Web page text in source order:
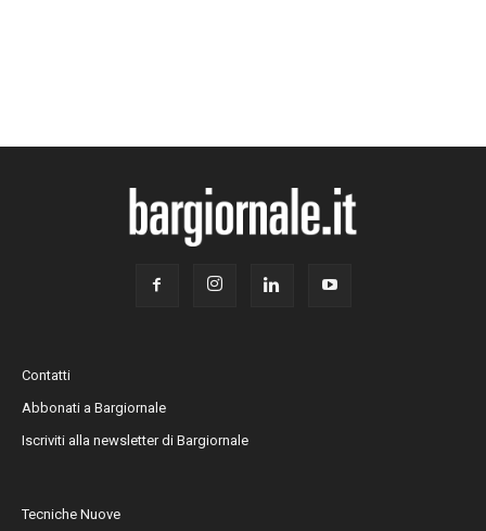
Contatti
Abbonati a Bargiornale
Iscriviti alla newsletter di Bargiornale
Tecniche Nuove